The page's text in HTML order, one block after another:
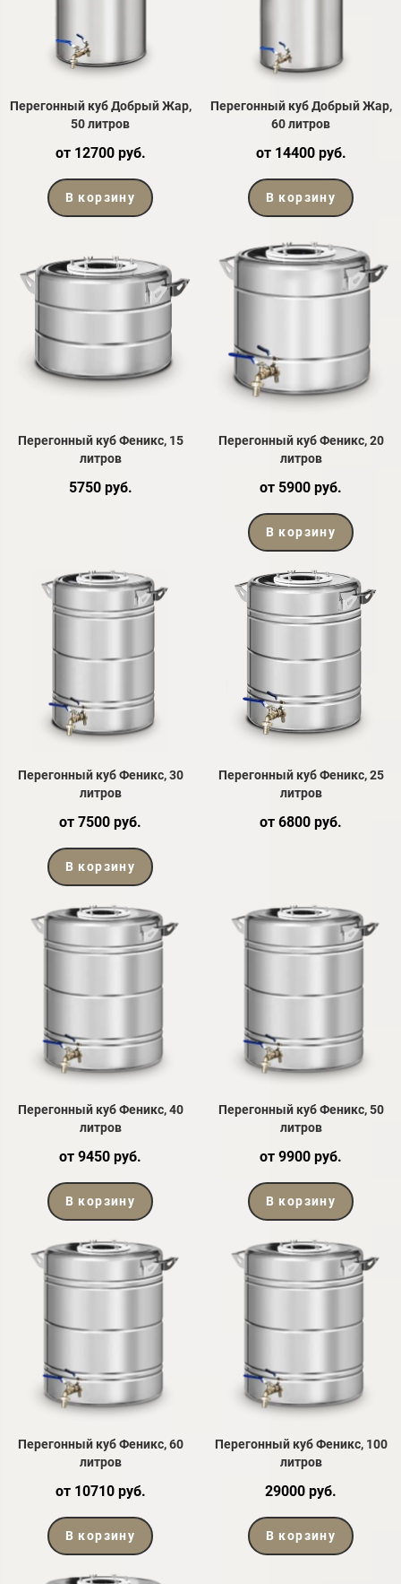
Перегонный куб Добрый Жар,
50 литров
от 12700 руб.
В корзину
Перегонный куб Добрый Жар,
60 литров
от 14400 руб.
В корзину
Перегонный куб Феникс, 15
литров
5750 руб.
Перегонный куб Феникс, 20
литров
от 5900 руб.
В корзину
Перегонный куб Феникс, 30
литров
от 7500 руб.
В корзину
Перегонный куб Феникс, 25
литров
от 6800 руб.
Перегонный куб Феникс, 40
литров
от 9450 руб.
В корзину
Перегонный куб Феникс, 50
литров
от 9900 руб.
В корзину
Перегонный куб Феникс, 60
литров
от 10710 руб.
В корзину
Перегонный куб Феникс, 100
литров
29000 руб.
В корзину